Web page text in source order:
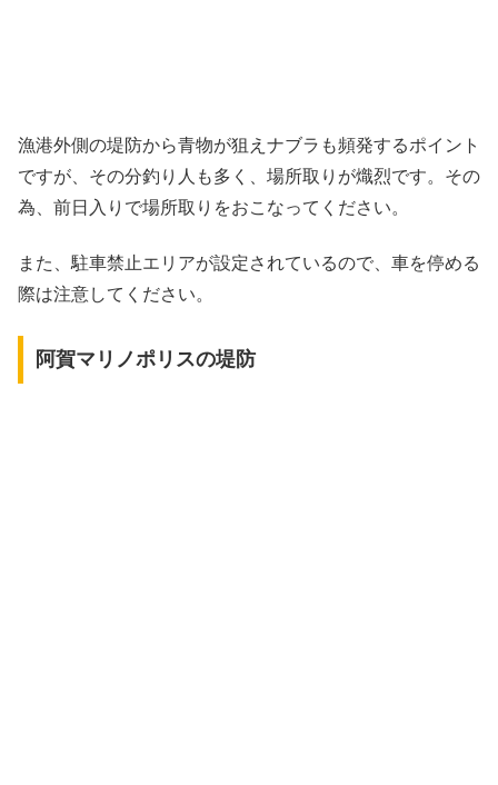
漁港外側の堤防から青物が狙えナブラも頻発するポイント
ですが、その分釣り人も多く、場所取りが熾烈です。その
為、前日入りで場所取りをおこなってください。
また、駐車禁止エリアが設定されているので、車を停める
際は注意してください。
阿賀マリノポリスの堤防